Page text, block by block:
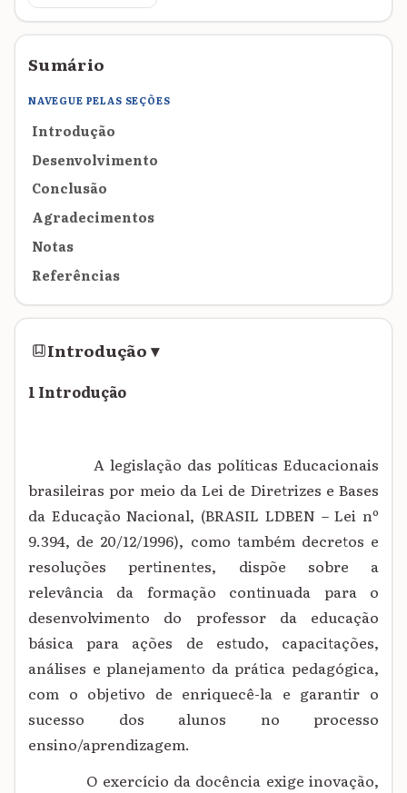
Sumário
NAVEGUE PELAS SEÇÕES
Introdução
Desenvolvimento
Conclusão
Agradecimentos
Notas
Referências
Introdução▾
1 Introdução
A legislação das políticas Educacionais
brasileiras por meio da Lei de Diretrizes e Bases
da Educação Nacional, (BRASIL LDBEN – Lei nº
9.394, de 20/12/1996), como também decretos e
resoluções pertinentes, dispõe sobre a
relevância da formação continuada para o
desenvolvimento do professor da educação
básica para ações de estudo, capacitações,
análises e planejamento da prática pedagógica,
com o objetivo de enriquecê-la e garantir o
sucesso dos alunos no processo
ensino/aprendizagem.
O exercício da docência exige inovação,